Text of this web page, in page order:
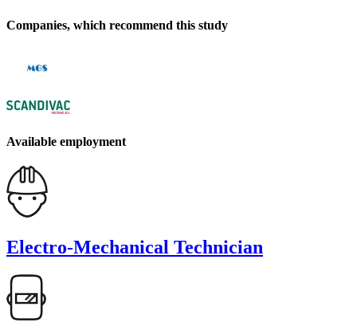
Companies, which recommend this study
Available employment
Electro-Mechanical Technician